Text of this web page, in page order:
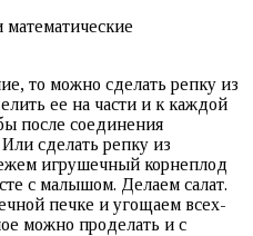
то можно сделать репку из
ее на части и к каждой
после соединения
сделать репку из
игрушечный корнеплод
с малышом. Делаем салат.
печке и угощаем всех-
можно проделать и с